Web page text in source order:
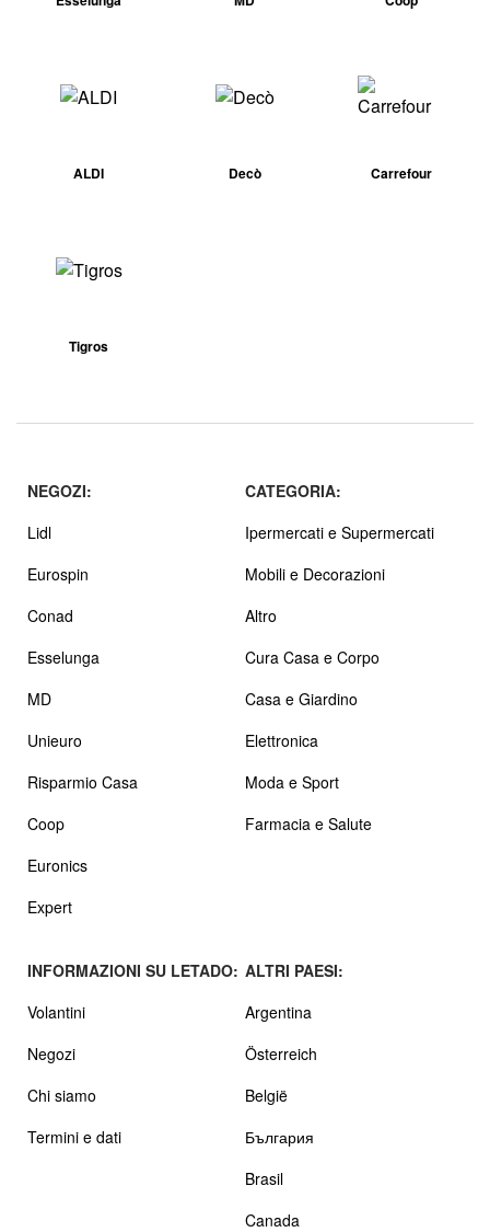
ALDI Decò Carrefour
Tigros
NEGOZI:
Lidl
Eurospin
Conad
Esselunga
MD
Unieuro
Risparmio Casa
Coop
Euronics
Expert
CATEGORIA:
Ipermercati e Supermercati
Mobili e Decorazioni
Altro
Cura Casa e Corpo
Casa e Giardino
Elettronica
Moda e Sport
Farmacia e Salute
INFORMAZIONI SU LETADO:
Volantini
Negozi
Chi siamo
Termini e dati
ALTRI PAESI:
Argentina
Österreich
België
България
Brasil
Canada